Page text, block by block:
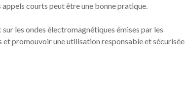
courts peut être une bonne pratique.
les ondes électromagnétiques émises par les
et promouvoir une utilisation responsable et sécurisée